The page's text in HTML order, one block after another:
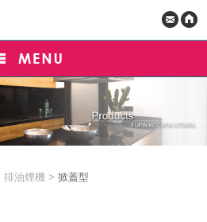
排油煙機 >掀蓋型